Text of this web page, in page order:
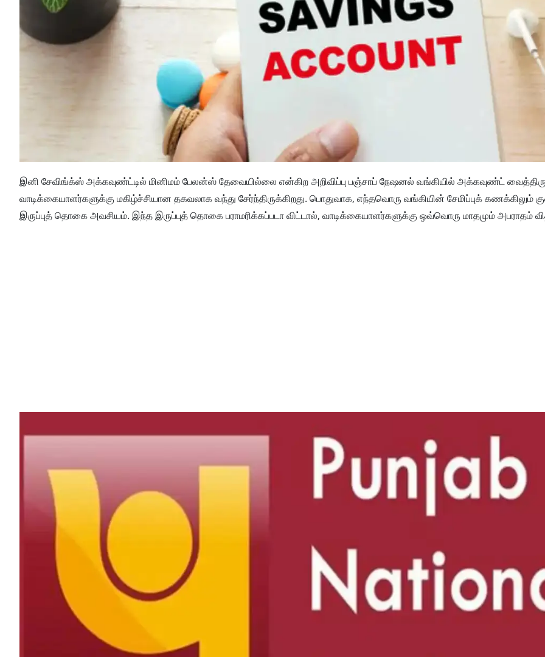
இனி சேவிங்க்ஸ் அக்கவுண்ட்டில் மினிமம் பேலன்ஸ் தேவையில்லை என்கிற அறிவிப்பு பஞ்சாப் நேஷனல் வங்கியில் அக்கவுண்ட்
வாடிக்கையாளர்களுக்கு மகிழ்ச்சியான தகவலாக வந்து சேர்ந்திருக்கிறது. பொதுவாக, எந்தவொரு வங்கியின் சேமிப்புக் கணக்கிலும்
இருப்புத் தொகை அவசியம். இந்த இருப்புத் தொகை பராமரிக்கப்படா விட்டால், வாடிக்கையாளர்களுக்கு ஒவ்வொரு மாதமும் அபராதம்